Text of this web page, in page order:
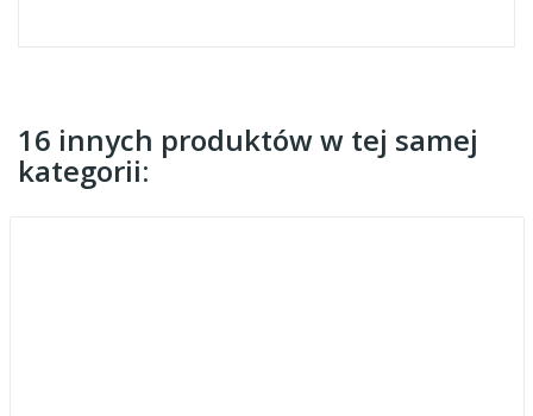
16 innych produktów w tej samej
kategorii: